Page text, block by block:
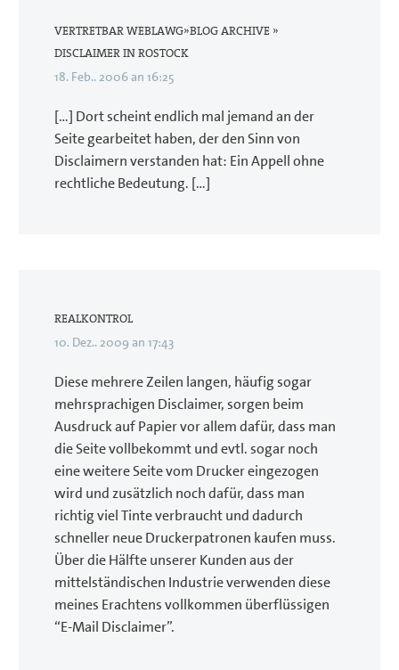
VERTRETBAR WEBLAWG»BLOG ARCHIVE »
DISCLAIMER IN ROSTOCK
18. Feb.. 2006 an 16:25
[…] Dort scheint endlich mal jemand an der
Seite gearbeitet haben, der den Sinn von
Disclaimern verstanden hat: Ein Appell ohne
rechtliche Bedeutung. […]
REALKONTROL
10. Dez.. 2009 an 17:43
Diese mehrere Zeilen langen, häufig sogar
mehrsprachigen Disclaimer, sorgen beim
Ausdruck auf Papier vor allem dafür, dass man
die Seite vollbekommt und evtl. sogar noch
eine weitere Seite vom Drucker eingezogen
wird und zusätzlich noch dafür, dass man
richtig viel Tinte verbraucht und dadurch
schneller neue Druckerpatronen kaufen muss.
Über die Hälfte unserer Kunden aus der
mittelständischen Industrie verwenden diese
meines Erachtens vollkommen überflüssigen
“E-Mail Disclaimer”.